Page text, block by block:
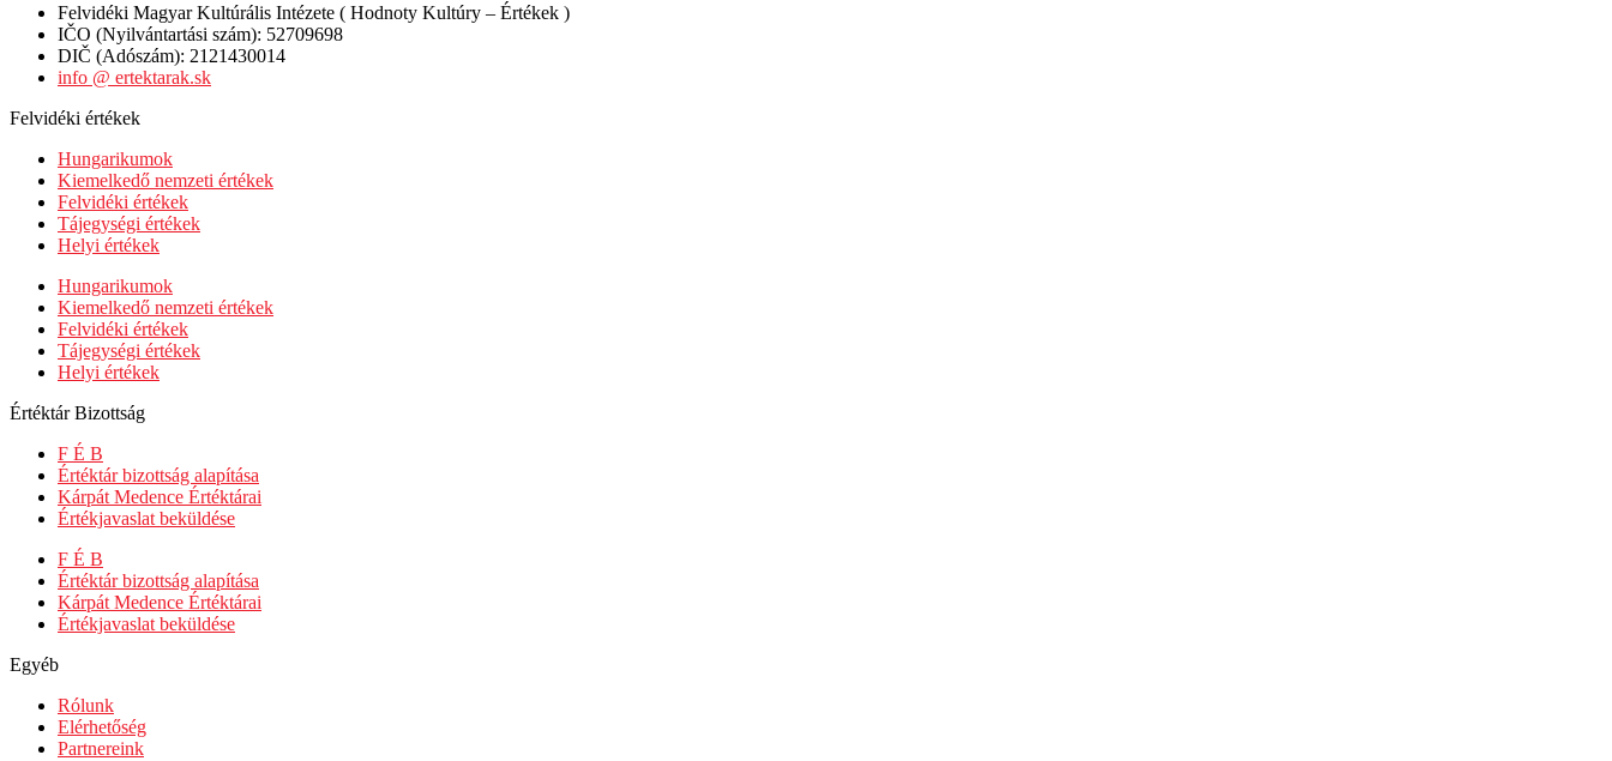
Felvidéki Magyar Kultúrális Intézete ( Hodnoty Kultúry – Értékek )
IČO (Nyilvántartási szám): 52709698
DIČ (Adószám): 2121430014
info @ ertektarak.sk
Felvidéki értékek
Hungarikumok
Kiemelkedő nemzeti értékek
Felvidéki értékek
Tájegységi értékek
Helyi értékek
Hungarikumok
Kiemelkedő nemzeti értékek
Felvidéki értékek
Tájegységi értékek
Helyi értékek
Értéktár Bizottság
F É B
Értéktár bizottság alapítása
Kárpát Medence Értéktárai
Értékjavaslat beküldése
F É B
Értéktár bizottság alapítása
Kárpát Medence Értéktárai
Értékjavaslat beküldése
Egyéb
Rólunk
Elérhetőség
Partnereink